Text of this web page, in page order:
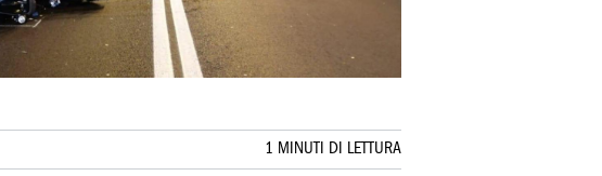
1 MINUTI DI LETTURA